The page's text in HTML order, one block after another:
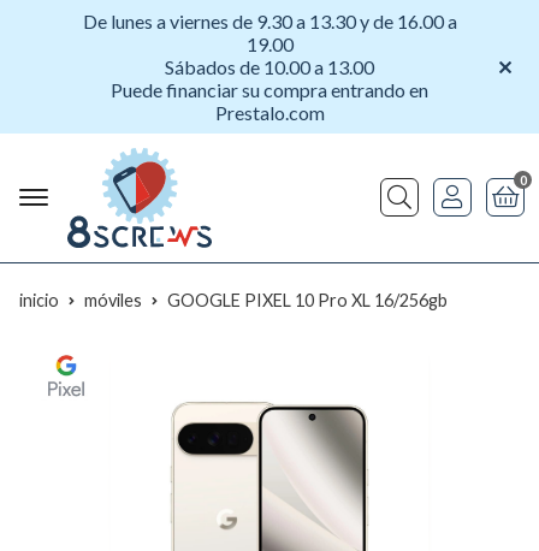
De lunes a viernes de 9.30 a 13.30 y de 16.00 a
19.00
Sábados de 10.00 a 13.00
Puede financiar su compra entrando en
Prestalo.com
Buscar
0
inicio móviles GOOGLE PIXEL 10 Pro XL 16/256gb